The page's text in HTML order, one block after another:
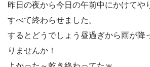
昨日の夜から今日の午前中にかけてや
すべて終わらせました。
するとどうでしょう昼過ぎから雨が降
りませんか！